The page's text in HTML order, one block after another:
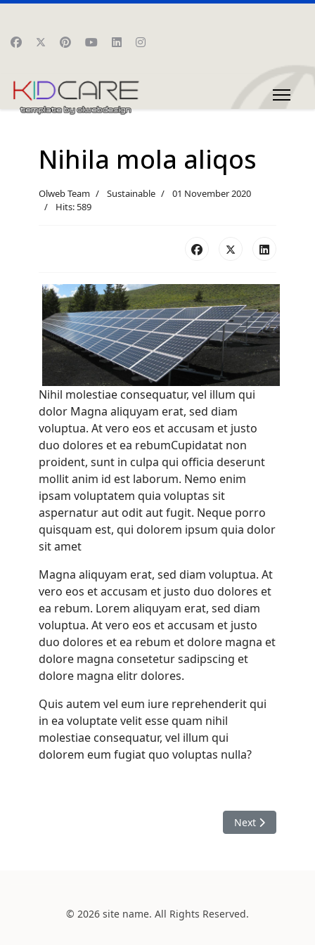
Nihila mola aliqos
Olweb Team Sustainable
01 November 2020
Hits: 589
Nihil molestiae consequatur, vel illum qui
dolor Magna aliquyam erat, sed diam
voluptua. At vero eos et accusam et justo
duo dolores et ea rebumCupidatat non
proident, sunt in culpa qui officia deserunt
mollit anim id est laborum. Nemo enim
ipsam voluptatem quia voluptas sit
aspernatur aut odit aut fugit. Neque porro
quisquam est, qui dolorem ipsum quia dolor
sit amet
Magna aliquyam erat, sed diam voluptua. At
vero eos et accusam et justo duo dolores et
ea rebum. Lorem aliquyam erat, sed diam
voluptua. At vero eos et accusam et justo
duo dolores et ea rebum et dolore magna et
dolore magna consetetur sadipscing et
dolore magna elitr dolores.
Quis autem vel eum iure reprehenderit qui
in ea voluptate velit esse quam nihil
molestiae consequatur, vel illum qui
dolorem eum fugiat quo voluptas nulla?
Next article:
Next
© 2026 site name. All Rights Reserved.